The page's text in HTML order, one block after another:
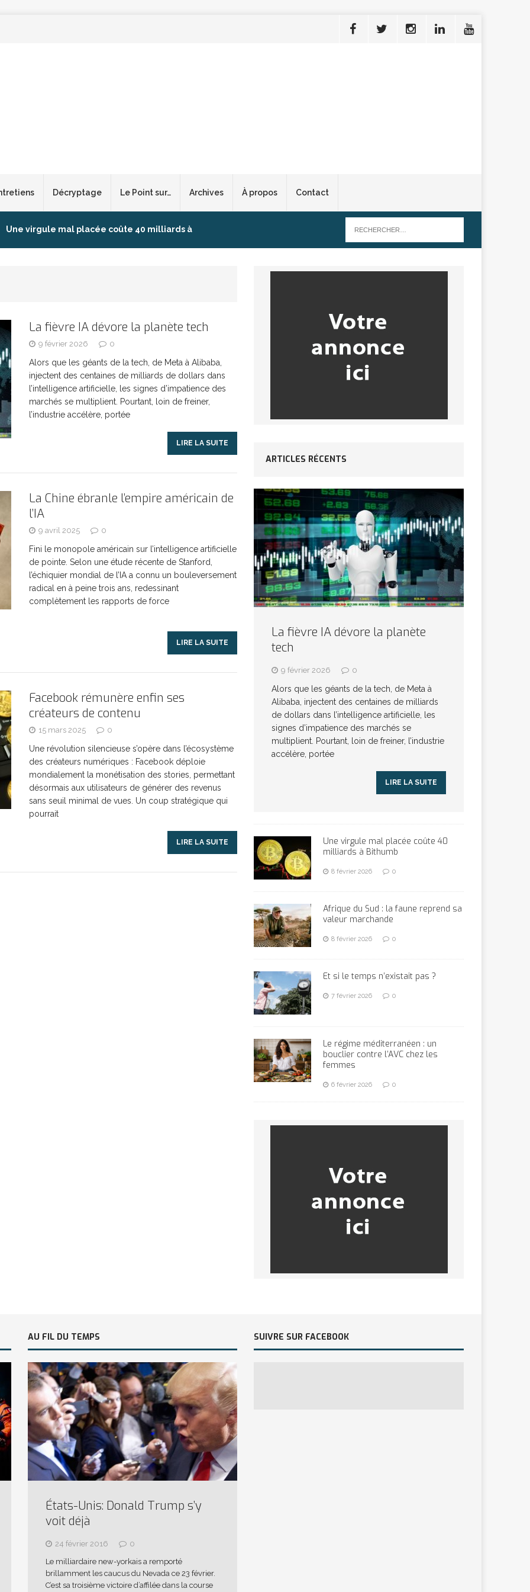
Décryptage Le Point sur… Archives À propos Contact
Une virgule mal placée coûte 40 milliards à
ARTICLES RÉÇENTS
Et si le temps n’existait pas ? ARTICLES RÉÇENTS
Le régime méditerranéen : un bouclier contre
RÉÇENTS
Washington refuse de payer et met l’ONU en péril
RÉÇENTS
Madagascar : Rajoelina chassé par « ses »
RÉÇENTS
] Les budgets militaires asphyxient le
africain ARTICLES RÉÇENTS
] L’or de la RDC pillé par une mafia sino-
protection militaire
ARTICLES
La fièvre IA dévore la planète tech
9 février 2026 0
Alors que les géants de la tech, de Meta à Alibaba,
injectent des centaines de milliards de dollars dans
l’intelligence artificielle, les signes d’impatience des
marchés se multiplient. Pourtant, loin de freiner,
l’industrie accélère, portée
LIRE LA SUITE
La Chine ébranle l’empire américain de
l’IA
9 avril 2025 0
Fini le monopole américain sur l’intelligence artificielle
de pointe. Selon une étude récente de Stanford,
l’échiquier mondial de l’IA a connu un bouleversement
radical en à peine trois ans, redessinant
complètement les rapports de force
LIRE LA SUITE
Facebook rémunère enfin ses
créateurs de contenu
15 mars 2025 0
Une révolution silencieuse s’opère dans l’écosystème
des créateurs numériques : Facebook déploie
mondialement la monétisation des stories, permettant
désormais aux utilisateurs de générer des revenus
sans seuil minimal de vues. Un coup stratégique qui
pourrait
LIRE LA SUITE
ARTICLES RÉCENTS
La fièvre IA dévore la planète
tech
9 février 2026 0
Alors que les géants de la tech, de Meta à
Alibaba, injectent des centaines de milliards
de dollars dans l’intelligence artificielle, les
signes d’impatience des marchés se
multiplient. Pourtant, loin de freiner, l’industrie
accélère, portée
LIRE LA SUITE
Une virgule mal placée coûte 40
milliards à Bithumb
8 février 2026 0
Afrique du Sud : la faune reprend sa
valeur marchande
8 février 2026 0
Et si le temps n’existait pas ?
7 février 2026 0
Le régime méditerranéen : un
bouclier contre l’AVC chez les
femmes
6 février 2026 0
AU FIL DU TEMPS
États-Unis: Donald Trump s’y
voit déjà
24 février 2016
0
Le milliardaire new-yorkais a remporté
brillamment les caucus du Nevada ce 23 février.
C’est sa troisième victoire d’affilée dans la course
SUIVRE SUR FACEBOOK